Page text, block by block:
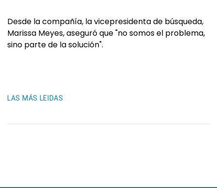
Desde la compañía, la vicepresidenta de búsqueda,
Marissa Meyes, aseguró que "no somos el problema,
sino parte de la solución".
LAS MÁS LEIDAS